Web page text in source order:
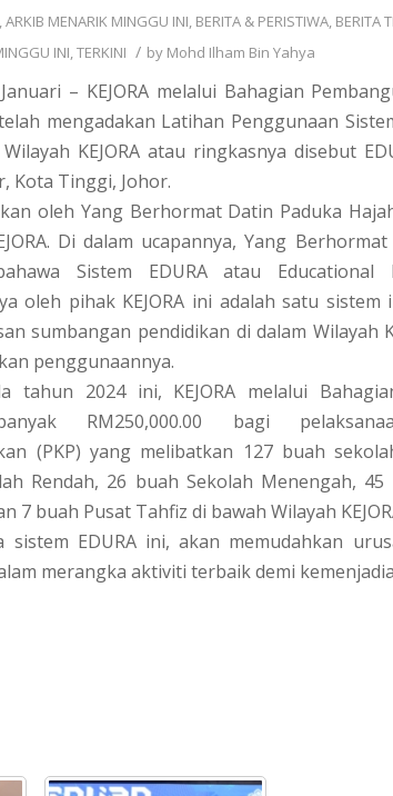
,ARKIB MENARIK MINGGU INI, BERITA & PERISTIWA, BERITA
INI,TERKINI / by Mohd Ilham Bin Yahya
– KEJORA melalui Bahagian
mengadakan Latihan Penggunaan
KEJORA atau ringkasnya disebut
Kota Tinggi, Johor.
oleh Yang Berhormat Datin Paduka
Di dalam ucapannya, Yang
Sistem EDURA atau Educational
oleh pihak KEJORA ini adalah satu sistem
sumbangan pendidikan di dalam Wilayah
penggunaannya.
tahun 2024 ini, KEJORA melalui
RM250,000.00 bagi
(PKP) yang melibatkan 127 buah
Rendah, 26 buah Sekolah Menengah, 45
7 buah Pusat Tahfiz di bawah Wilayah
sistem EDURA ini, akan memudahkan
merangka aktiviti terbaik demi